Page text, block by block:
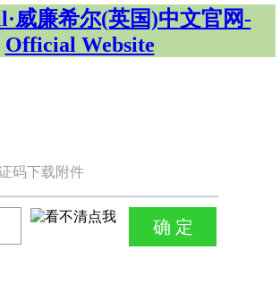
威廉希尔(英国)中文官网-
Official Website
码下载附件